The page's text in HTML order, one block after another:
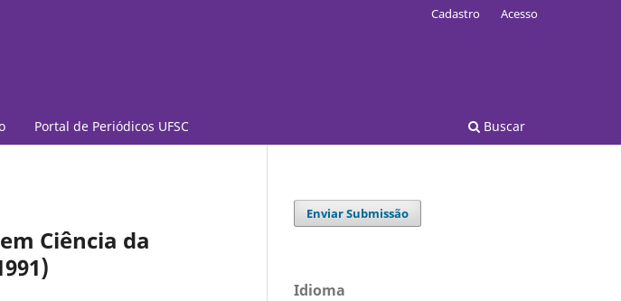
Portal de Periódicos UFSC Buscar
Cadastro Acesso
Ciência da
Enviar Submissão
Idioma